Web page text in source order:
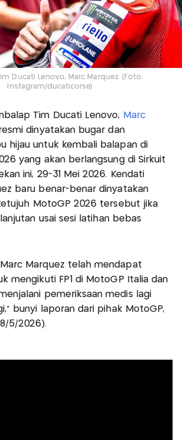
Ducati Lenovo, Marc Marquez. (Foto:
Instagram/ducaticorse)
Tim Ducati Lenovo, Marc
dinyatakan bugar dan
hijau untuk kembali balapan di
yang akan berlangsung di Sirkuit
ini, 29-31 Mei 2026. Kendati
baru benar-benar dinyatakan
MotoGP 2026 tersebut jika
usai sesi latihan bebas
Marc Marquez telah mendapat
mengikuti FP1 di MotoGP Italia dan
pemeriksaan medis lagi
bunyi laporan dari pihak MotoGP,
5/2026).